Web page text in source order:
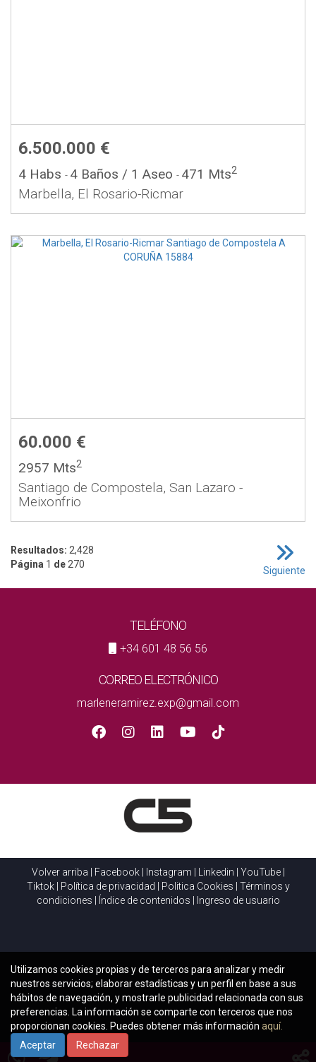
6.500.000 €
4 Habs - 4 Baños / 1 Aseo - 471 Mts2
Marbella, El Rosario-Ricmar
60.000 €
2957 Mts2
Santiago de Compostela, San Lazaro -
Meixonfrio
Siguiente
Resultados: 2,428
Página 1 de 270
TELÉFONO
+34 601 48 56 56
CORREO ELECTRÓNICO
marleneramirez.exp@gmail.com
Volver arriba Facebook| Instagram Linkedin YouTube|
Tiktok| Política de privacidad Politica Cookies
Términos y
condiciones
Índice de contenidos Ingreso de usuario
Utilizamos cookies propias y de terceros para analizar y medir
nuestros servicios; elaborar estadísticas y un perfil en base a sus
hábitos de navegación, y mostrarle publicidad relacionada con sus
preferencias. La información se comparte con terceros que nos
proporcionan cookies. Puedes obtener más información aquí.
Aceptar
Rechazar